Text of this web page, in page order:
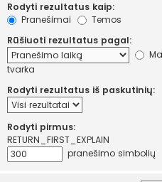
Rodyti rezultatus kaip:
Pranešimai
Temos
Rūšiuoti rezultatus pagal:
tvarka
Rodyti rezultatus iš paskutinių:
Rodyti pirmus:
RETURN_FIRST_EXPLAIN
pranešimo simbolių